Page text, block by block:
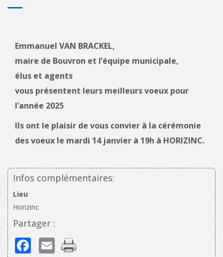
Emmanuel VAN BRACKEL,
maire de Bouvron et l’équipe municipale,
élus et agents
vous présentent leurs meilleurs voeux pour
l’année 2025
Ils ont le plaisir de vous convier à la cérémonie
des voeux le mardi 14 janvier à 19h à HORIZINC.
Infos complémentaires:
Lieu
Horizinc
Partager :
Facebook
Email